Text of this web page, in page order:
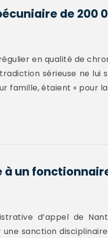
de 200
régulier en qualité de
sérieuse ne lui
famille, étaient « pour la
un
d’appel de
sanction